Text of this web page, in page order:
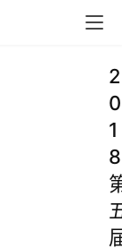
2
0
1
8